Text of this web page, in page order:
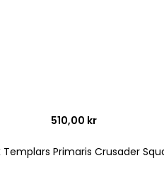
510,00 kr
Templars Primaris Crusader